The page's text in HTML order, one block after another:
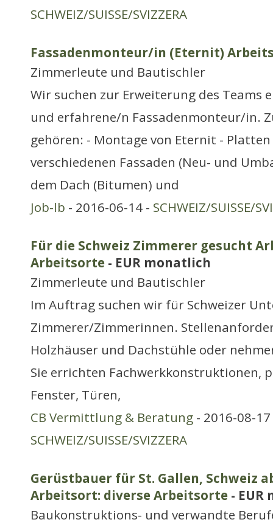
SCHWEIZ/SUISSE/SVIZZERA
Fassadenmonteur/in (Eternit)
Zimmerleute und Bautischler
Wir suchen zur Erweiterung des Teams
und erfahrene/n Fassadenmonteur/in.
gehören: - Montage von Eternit - Platten
verschiedenen Fassaden (Neu- und
dem Dach (Bitumen) und
Job-lb - 2016-06-14 - SCHWEIZ/SUISSE/
Für die Schweiz Zimmerer gesucht
Arbeitsorte - EUR monatlich
Zimmerleute und Bautischler
Im Auftrag suchen wir für Schweizer
Zimmerer/Zimmerinnen.
Holzhäuser und Dachstühle oder
Sie errichten Fachwerkkonstruktionen,
Fenster, Türen,
CB Vermittlung & Beratung - 2016-08-
SCHWEIZ/SUISSE/SVIZZERA
Gerüstbauer für St. Gallen, Schweiz
Arbeitsort: diverse Arbeitsorte -
Baukonstruktions- und verwandte